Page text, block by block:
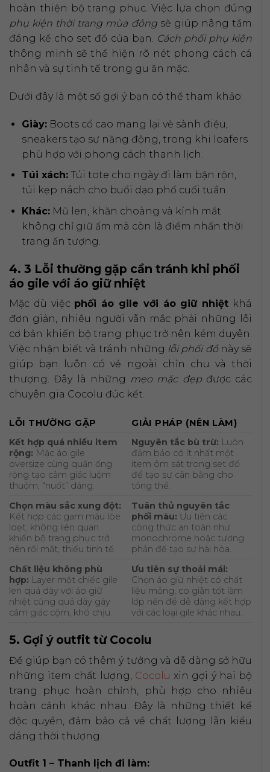
hoàn thiện bộ trang phục. Việc lựa chọn đúng
phụ kiện thời trang mùa đôngsẽ giúp nâng tầm
đáng kể cho set đồ của bạn. Cách phối phụ kiện
thông minh sẽ thể hiện rõ nét phong cách cá
nhân và sự tinh tế trong gu ăn mặc.
Dưới đây là một số gợi ý bạn có thể tham khảo:
Giày:Boots cổ cao mang lại vẻ sành điệu,
sneakers tạo sự năng động, trong khi loafers
phù hợp với phong cách thanh lịch.
Túi xách:Túi tote cho ngày đi làm bận rộn,
túi kẹp nách cho buổi dạo phố cuối tuần.
Khác:Mũ len, khăn choàng và kính mắt
không chỉ giữ ấm mà còn là điểm nhấn thời
trang ấn tượng.
4. 3 Lỗi thường gặp cần tránh khi phối
áo gile với áo giữ nhiệt
Mặc dù việc phối áo gile với áo giữ nhiệt khá
đơn giản, nhiều người vẫn mắc phải những lỗi
cơ bản khiến bộ trang phục trở nên kém duyên.
Việc nhận biết và tránh những lỗi phối đồnày sẽ
giúp bạn luôn có vẻ ngoài chỉn chu và thời
thượng. Đây là những mẹo mặc đẹpđược các
chuyên gia Cocolu đúc kết.
LỖI THƯỜNG GẶP
GIẢI PHÁP (NÊN LÀM)
Kết hợp quá nhiều item
rộng: Mặc áo gile
oversize cùng quần ống
rộng tạo cảm giác luộm
thuộm, “nuốt” dáng.
Nguyên tắc bù trừ: Luôn
đảm bảo có ít nhất một
item ôm sát trong set đồ
để tạo sự cân bằng cho
tổng thể.
Chọn màu sắc xung đột:
Kết hợp các gam màu lòe
loẹt, không liên quan
khiến bộ trang phục trở
nên rối mắt, thiếu tinh tế.
Tuân thủ nguyên tắc
phối màu: Ưu tiên các
công thức an toàn như
monochrome hoặc tương
phản để tạo sự hài hòa.
Chất liệu không phù
hợp: Layer một chiếc gile
len quá dày với áo giữ
nhiệt cũng quá dày gây
cảm giác cộm, khó chịu.
Ưu tiên sự thoải mái:
Chọn áo giữ nhiệt có chất
liệu mỏng, co giãn tốt làm
lớp nền để dễ dàng kết hợp
với các loại gile khác nhau.
5. Gợi ý outfit từ Cocolu
Để giúp bạn có thêm ý tưởng và dễ dàng sở hữu
những item chất lượng, Cocolu xin gợi ý hai bộ
trang phục hoàn chỉnh, phù hợp cho nhiều
hoàn cảnh khác nhau. Đây là những thiết kế
độc quyền, đảm bảo cả về chất lượng lẫn kiểu
dáng thời thượng.
Outfit 1 – Thanh lịch đi làm: